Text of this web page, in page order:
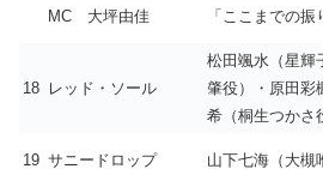
MC 大坪由佳 「ここまでの振
18 レッド・ソール
松田颯水（星輝
肇役）・原田彩
希（桐生つかさ
19 サニードロップ 山下七海（大槻